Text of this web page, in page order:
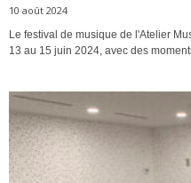
10 août 2024
Le festival de musique de l'Atelier
13 au 15 juin 2024, avec des